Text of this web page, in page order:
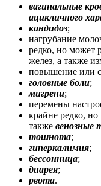
вагинальные
ацикличного
кандидоз;
нагрубание
редко, но может
желез, а также
повышение или
головные боли;
мигрени;
перемены
крайне редко, но
также венозные
тошнота;
гиперкалимия;
бессонница;
диарея;
рвота.